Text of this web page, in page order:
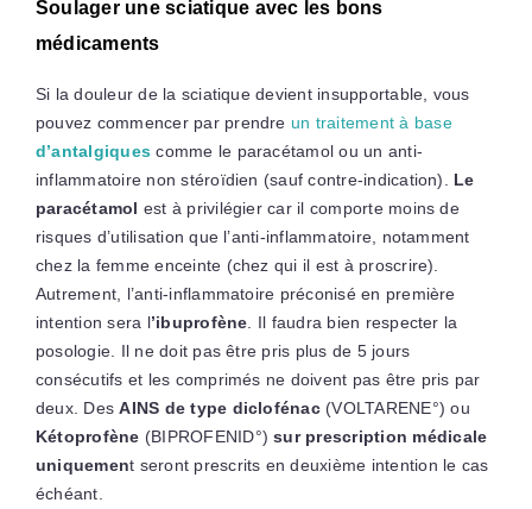
Soulager une sciatique avec les bons
médicaments
Si la douleur de la sciatique devient insupportable, vous
pouvez commencer par prendre un traitement à base
d’antalgiques comme le paracétamol ou un anti-
inflammatoire non stéroïdien (sauf contre-indication). Le
paracétamol est à privilégier car il comporte moins de
risques d’utilisation que l’anti-inflammatoire, notamment
chez la femme enceinte (chez qui il est à proscrire).
Autrement, l’anti-inflammatoire préconisé en première
intention sera l’ibuprofène . Il faudra bien respecter la
posologie. Il ne doit pas être pris plus de 5 jours
consécutifs et les comprimés ne doivent pas être pris par
deux. DesAINS de type diclofénac(VOLTARENE°) ou
Kétoprofène (BIPROFENID°)sur prescription médicale
uniquement seront prescrits en deuxième intention le cas
échéant.